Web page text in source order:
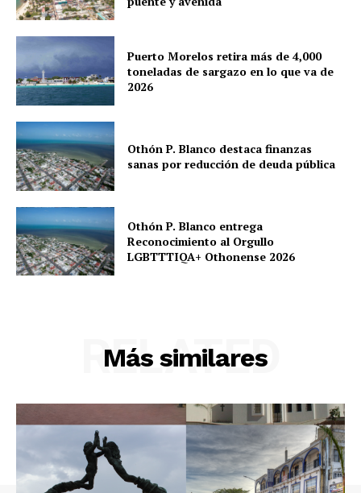
Puerto Morelos retira más de 4,000
toneladas de sargazo en lo que va de
2026
Othón P. Blanco destaca finanzas
sanas por reducción de deuda pública
Othón P. Blanco entrega
Reconocimiento al Orgullo
LGBTTTIQA+ Othonense 2026
Más similares
RELATED